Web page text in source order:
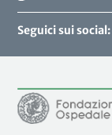
Seguici sui social: